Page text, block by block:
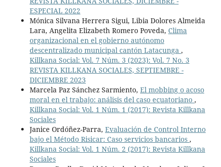
ESPECIAL 2022
Mónica Silvana Herrera Sigui, Libia Dolores Almeida
Lara, Angelita Elizabeth Romero Poveda, Clima
organizacional en el gobierno autónomo
descentralizado municipal cantón Latacunga ,
Killkana Social: Vol. 7 Núm. 3 (2023): Vol. 7 No. 3
REVISTA KILLKANA SOCIALES, SEPTIEMBRE -
DICIEMBRE 2023
Marcela Paz Sánchez Sarmiento, El mobbing o acoso
moral en el trabajo: análisis del caso ecuatoriano ,
Killkana Social: Vol. 1 Núm. 1 (2017): Revista Killkana
Sociales
Janice Ordóñez-Parra, Evaluación de Control Interno
bajo el Método Risicar: Caso servicios bancarios ,
Killkana Social: Vol. 1 Núm. 2 (2017): Revista Killkana
Sociales